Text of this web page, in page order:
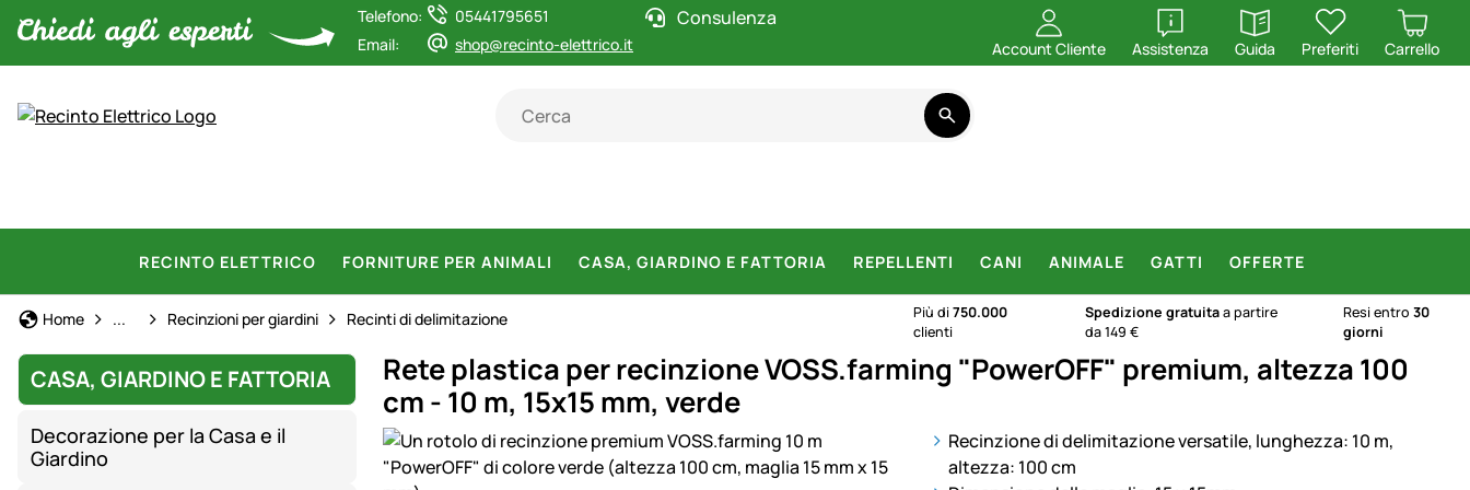
Telefono:
05441795651
Email:
shop@recinto-elettrico.it
Consulenza
Account Cliente Assistenza
apri
Guida
apri
Preferiti Carrello
RECINTO ELETTRICO FORNITURE PER ANIMALI CASA, GIARDINO E FATTORIA REPELLENTI CANI ANIMALE GATTI OFFERTE
Home Casa, Giardino e Fattoria
... Recinzioni per giardini Recinti di delimitazione Più di750.000
clienti
Spedizione gratuitaa partire
da 149 €
Resi entro30
giorni
CASA, GIARDINO E FATTORIA
Decorazione per la Casa e il
Giardino
Rete plastica per recinzione VOSS.farming "PowerOFF" premium, altezza 100
cm - 10 m, 15x15 mm, verde
Galleria prodotti
Recinzione di delimitazione versatile, lunghezza: 10 m,
altezza: 100 cm